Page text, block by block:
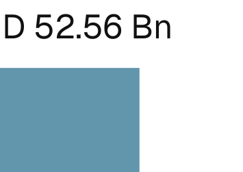
52.56 Bn